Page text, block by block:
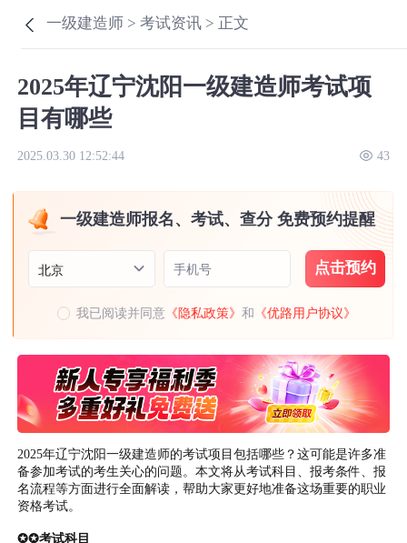
一级建造师 >考试资讯 > 正文
2025年辽宁沈阳一级建造师考试项
目有哪些
2025.03.30 12:52:44 43
一级建造师报名、考试、查分 免费预约提醒
北京 手机号 点击预约
我已阅读并同意 《隐私政策》和 《优路用户协议》
2025年辽宁沈阳一级建造师的考试项目包括哪些？这可能是许多准
备参加考试的考生关心的问题。本文将从考试科目、报考条件、报
名流程等方面进行全面解读，帮助大家更好地准备这场重要的职业
资格考试。
✪✪考试科目